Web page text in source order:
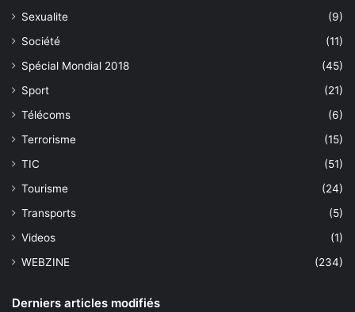
Sexualite
(9)
Société
(11)
Spécial Mondial 2018
(45)
Sport
(21)
Télécoms
(6)
Terrorisme
(15)
TIC
(51)
Tourisme
(24)
Transports
(5)
Videos
(1)
WEBZINE
(234)
Derniers articles modifiés